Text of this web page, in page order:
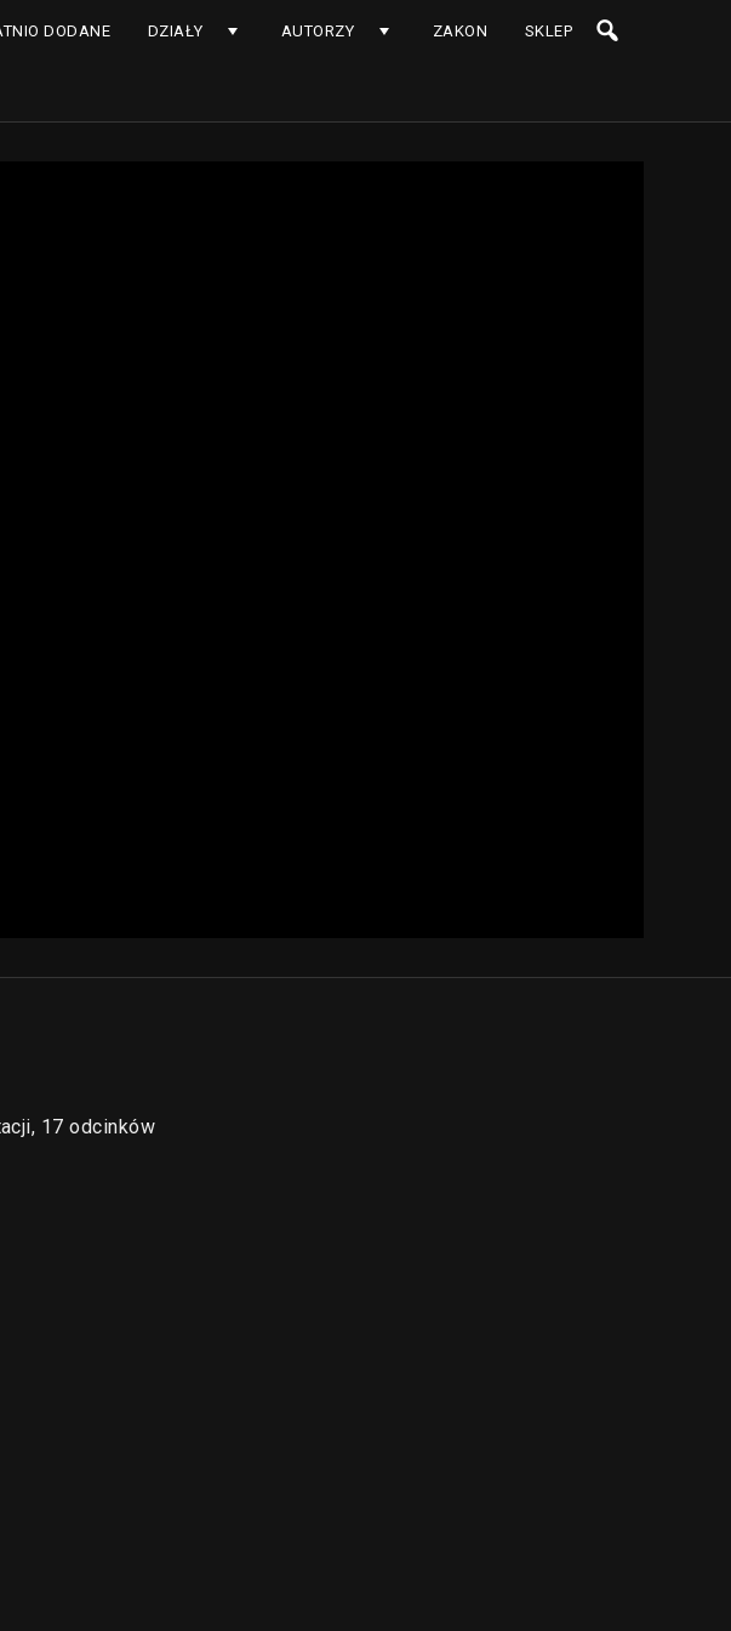
DODANE DZIAŁY AUTORZY ZAKON SKLEP
17 odcinków